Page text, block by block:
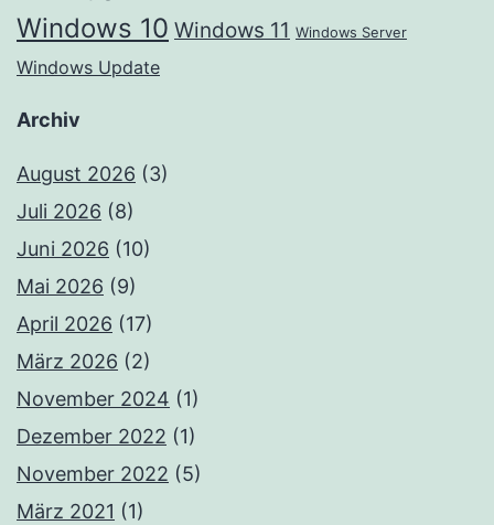
Windows 10 Windows 11 Windows Server
Windows Update
Archiv
August 2026 (3)
Juli 2026 (8)
Juni 2026 (10)
Mai 2026 (9)
April 2026 (17)
März 2026 (2)
November 2024 (1)
Dezember 2022 (1)
November 2022 (5)
März 2021 (1)